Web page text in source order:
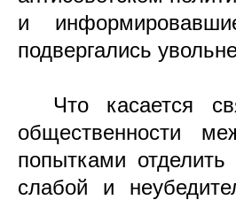
и
подвергались
Что касается
общественности
попытками
слабой и